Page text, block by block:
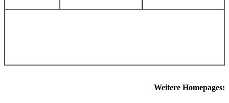
Weitere Homepages: